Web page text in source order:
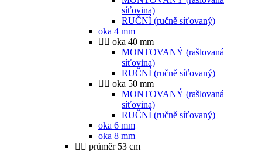
síťovina)
RUČNÍ (ručně síťovaný)
oka 4 mm
oka 40 mm
MONTOVANÝ (rašlovaná
síťovina)
RUČNÍ (ručně síťovaný)
oka 50 mm
MONTOVANÝ (rašlovaná
síťovina)
RUČNÍ (ručně síťovaný)
oka 6 mm
oka 8 mm
průměr 53 cm